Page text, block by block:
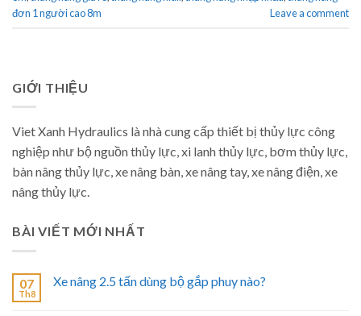
đơn 1 người cao 8m
Leave a comment
GIỚI THIỆU
Viet Xanh Hydraulics là nhà cung cấp thiết bị thủy lực công
nghiệp như bộ nguồn thủy lực, xi lanh thủy lực, bơm thủy lực,
bàn nâng thủy lực, xe nâng bàn, xe nâng tay, xe nâng điện, xe
nâng thủy lực.
BÀI VIẾT MỚI NHẤT
07
Th8
Xe nâng 2.5 tấn dùng bộ gắp phuy nào?